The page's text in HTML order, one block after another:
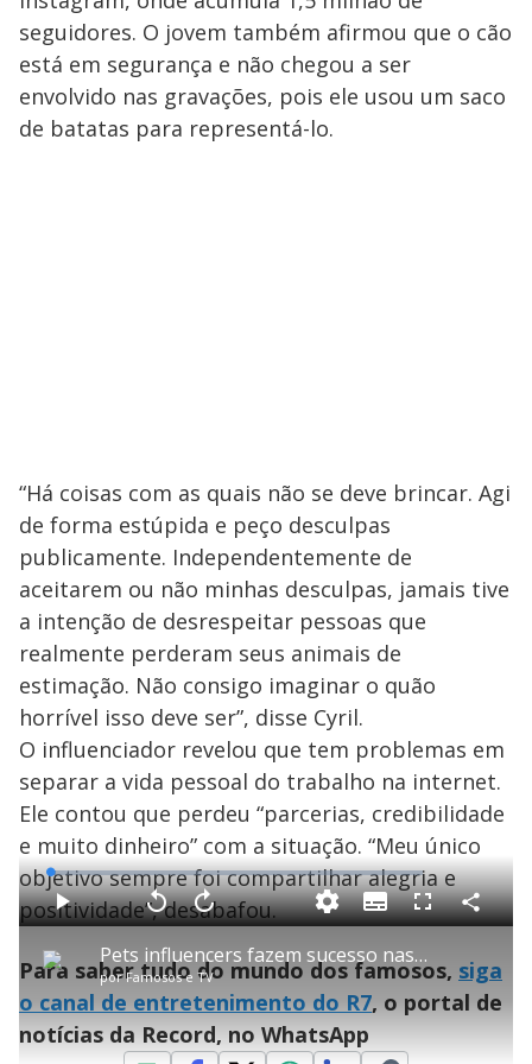
seguidores. O jovem também afirmou que o cão
está em segurança e não chegou a ser
envolvido nas gravações, pois ele usou um saco
de batatas para representá-lo.
“Há coisas com as quais não se deve brincar. Agi
de forma estúpida e peço desculpas
publicamente. Independentemente de
aceitarem ou não minhas desculpas, jamais tive
a intenção de desrespeitar pessoas que
realmente perderam seus animais de
estimação. Não consigo imaginar o quão
horrível isso deve ser”, disse Cyril.
O influenciador revelou que tem problemas em
separar a vida pessoal do trabalho na internet.
Ele contou que perdeu “parcerias, credibilidade
e muito dinheiro” com a situação. “Meu único
objetivo sempre foi compartilhar alegria e
positividade”, desabafou.
P
l
Pets influencers fazem sucesso nas redes e viram fonte de renda para seus tutores
porFamosos e TV
P V
t
a
r
1
0
s
e
g
u
A
n
ç
a
1
0
s
e
g
L
o
a
d
e
:
1
.
4
8
%
S
u
b
i
t
l
F
l
s
c
e
C
o
a
r
Para saber tudo do mundo dos famosos, siga
o canal de entretenimento do R7, o portal de
notícias da Record, no WhatsApp